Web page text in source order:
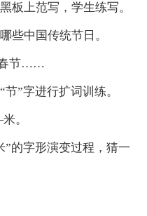
板上范写，学生练写。
些中国传统节日。
春节……
”字进行扩词训练。
。
”的字形演变过程，猜一